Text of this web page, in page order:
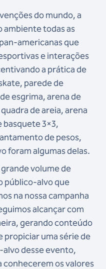
do mundo, a
ambiente todas as
americanas que
e interações
a prática de
parede de
esgrima, arena de
de areia, arena
basquete 3×3,
de pesos,
foram algumas delas.
volume de
público-alvo que
na nossa campanha
alcançar com
gerando conteúdo
propiciar uma série de
desse evento,
conhecerem os valores